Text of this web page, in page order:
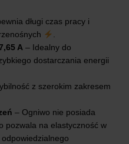
długi czas pracy i
.
A – Idealny do
dostarczania energii
z szerokim zakresem
– Ogniwo nie posiada
pozwala na elastyczność w